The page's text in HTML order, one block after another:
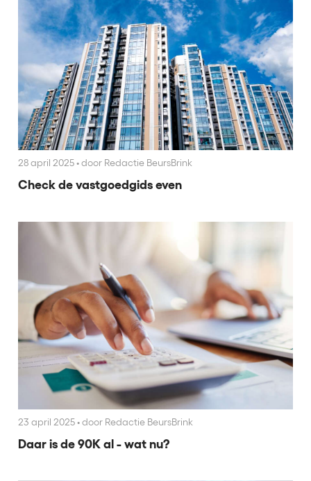
28 april 2025•door Redactie BeursBrink
Check de vastgoedgids even
23 april 2025•door Redactie BeursBrink
Daar is de 90K al - wat nu?